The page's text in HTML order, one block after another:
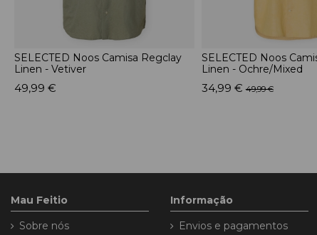
SELECTED Noos Camisa Regclay
Linen - Vetiver
49,99 €
SELECTED Noos
Linen - Ochre/Mixed
34,99 € 49,99 €
Mau Feitio
Sobre nós
Informação
Envios e pagamentos